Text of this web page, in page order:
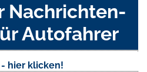
Nachrichten-
Autofahrer
hier klicken!